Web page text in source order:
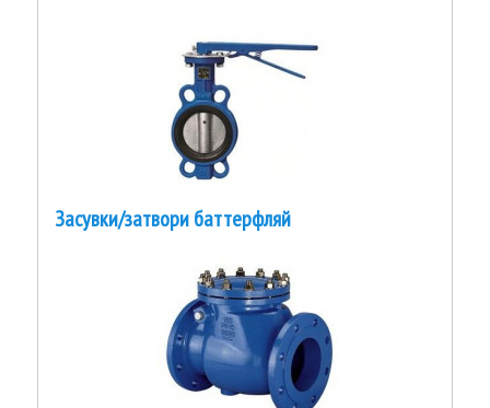
Засувки/затвори баттерфляй